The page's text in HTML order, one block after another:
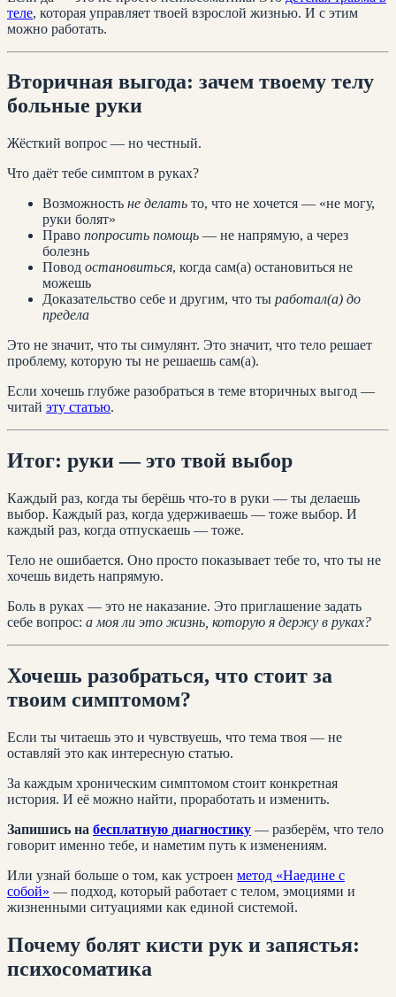
теле, которая управляет твоей взрослой жизнью. И с этим
можно работать.
Вторичная выгода: зачем твоему телу
больные руки
Жёсткий вопрос — но честный.
Что даёт тебе симптом в руках?
Возможность не делать то, что не хочется — «не могу,
руки болят»
Право попросить помощь — не напрямую, а через
болезнь
Повод остановиться, когда сам(а) остановиться не
можешь
Доказательство себе и другим, что ты работал(а) до
предела
Это не значит, что ты симулянт. Это значит, что тело решает
проблему, которую ты не решаешь сам(а).
Если хочешь глубже разобраться в теме вторичных выгод —
читай эту статью.
Итог: руки — это твой выбор
Каждый раз, когда ты берёшь что-то в руки — ты делаешь
выбор. Каждый раз, когда удерживаешь — тоже выбор. И
каждый раз, когда отпускаешь — тоже.
Тело не ошибается. Оно просто показывает тебе то, что ты не
хочешь видеть напрямую.
Боль в руках — это не наказание. Это приглашение задать
себе вопрос: а моя ли это жизнь, которую я держу в руках?
Хочешь разобраться, что стоит за
твоим симптомом?
Если ты читаешь это и чувствуешь, что тема твоя — не
оставляй это как интересную статью.
За каждым хроническим симптомом стоит конкретная
история. И её можно найти, проработать и изменить.
Запишись на бесплатную диагностику — разберём, что тело
говорит именно тебе, и наметим путь к изменениям.
Или узнай больше о том, как устроен метод «Наедине с
собой» — подход, который работает с телом, эмоциями и
жизненными ситуациями как единой системой.
Почему болят кисти рук и запястья:
психосоматика